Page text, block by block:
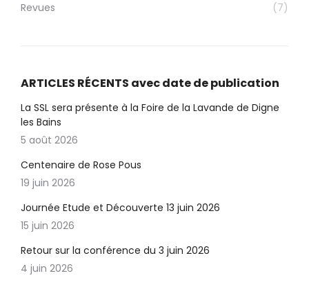
Revues
(7)
ARTICLES RÉCENTS avec date de publication
La SSL sera présente à la Foire de la Lavande de Digne
les Bains
5 août 2026
Centenaire de Rose Pous
19 juin 2026
Journée Etude et Découverte 13 juin 2026
15 juin 2026
Retour sur la conférence du 3 juin 2026
4 juin 2026